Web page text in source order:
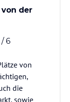
der
/ 6
von
die
sowie